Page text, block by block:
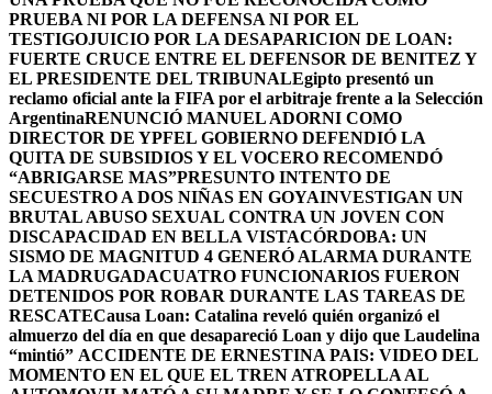
PRUEBA NI POR LA DEFENSA NI POR EL
TESTIGOJUICIO POR LA DESAPARICION DE LOAN:
FUERTE CRUCE ENTRE EL DEFENSOR DE BENITEZ Y
EL PRESIDENTE DEL TRIBUNALEgipto presentó un
reclamo oficial ante la FIFA por el arbitraje frente a la Selección
ArgentinaRENUNCIÓ MANUEL ADORNI COMO
DIRECTOR DE YPFEL GOBIERNO DEFENDIÓ LA
QUITA DE SUBSIDIOS Y EL VOCERO RECOMENDÓ
“ABRIGARSE MAS”PRESUNTO INTENTO DE
SECUESTRO A DOS NIÑAS EN GOYAINVESTIGAN UN
BRUTAL ABUSO SEXUAL CONTRA UN JOVEN CON
DISCAPACIDAD EN BELLA VISTACÓRDOBA: UN
SISMO DE MAGNITUD 4 GENERÓ ALARMA DURANTE
LA MADRUGADACUATRO FUNCIONARIOS FUERON
DETENIDOS POR ROBAR DURANTE LAS TAREAS DE
RESCATECausa Loan: Catalina reveló quién organizó el
almuerzo del día en que desapareció Loan y dijo que Laudelina
“mintió” ACCIDENTE DE ERNESTINA PAIS: VIDEO DEL
MOMENTO EN EL QUE EL TREN ATROPELLA AL